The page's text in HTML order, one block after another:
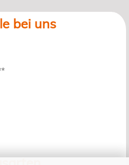
bei uns